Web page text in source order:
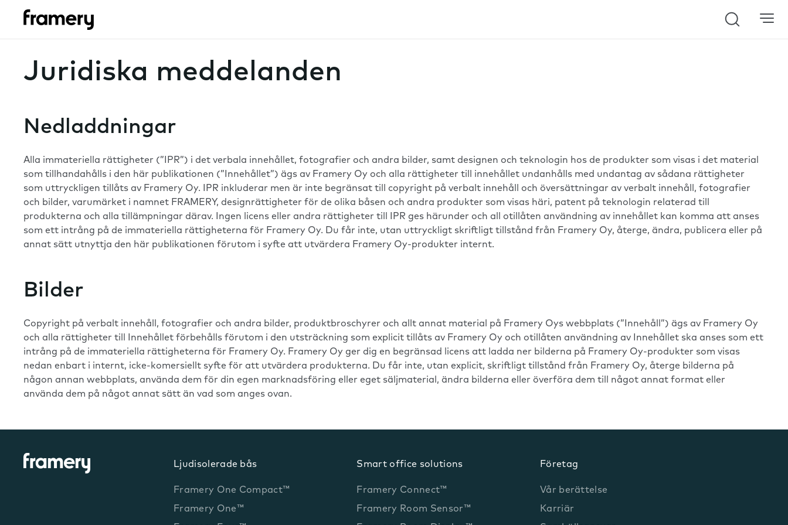
Search
Juridiska meddelanden
Nedladdningar
Alla immateriella rättigheter (”IPR”) i det verbala innehållet, fotografier och andra bilder, samt designen och teknologin hos de produkter som visas i det material
som tillhandahålls i den här publikationen (”Innehållet”) ägs av Framery Oy och alla rättigheter till innehållet undanhålls med undantag av sådana rättigheter
som uttryckligen tillåts av Framery Oy. IPR inkluderar men är inte begränsat till copyright på verbalt innehåll och översättningar av verbalt innehåll, fotografier
och bilder, varumärket i namnet FRAMERY, designrättigheter för de olika båsen och andra produkter som visas häri, patent på teknologin relaterad till
produkterna och alla tillämpningar därav. Ingen licens eller andra rättigheter till IPR ges härunder och all otillåten användning av innehållet kan komma att anses
som ett intrång på de immateriella rättigheterna för Framery Oy. Du får inte, utan uttryckligt skriftligt tillstånd från Framery Oy, återge, ändra, publicera eller på
annat sätt utnyttja den här publikationen förutom i syfte att utvärdera Framery Oy-produkter internt.
Bilder
Copyright på verbalt innehåll, fotografier och andra bilder, produktbroschyrer och allt annat material på Framery Oys webbplats (”Innehåll”) ägs av Framery Oy
och alla rättigheter till Innehållet förbehålls förutom i den utsträckning som explicit tillåts av Framery Oy och otillåten användning av Innehållet ska anses som ett
intrång på de immateriella rättigheterna för Framery Oy. Framery Oy ger dig en begränsad licens att ladda ner bilderna på Framery Oy-produkter som visas
nedan enbart i internt, icke-komersiellt syfte för att utvärdera produkterna. Du får inte, utan explicit, skriftligt tillstånd från Framery Oy, återge bilderna på
någon annan webbplats, använda dem för din egen marknadsföring eller eget säljmaterial, ändra bilderna eller överföra dem till något annat format eller
använda dem på något annat sätt än vad som anges ovan.
Ljudisolerade bås
Framery One Compact™
Framery One™
Smart office solutions
Framery Connect™
Framery Room Sensor™
Företag
Vår berättelse
Karriär